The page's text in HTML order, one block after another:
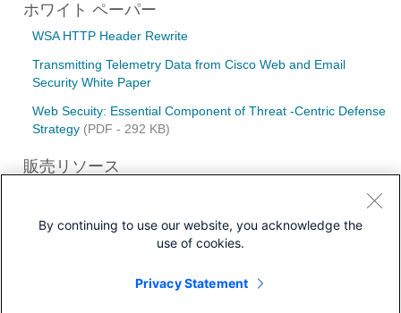
ホワイト ペーパー
WSA HTTP Header Rewrite
Transmitting Telemetry Data from Cisco Web and Email
Security White Paper
Web Secuity: Essential Component of Threat -Centric Defense
Strategy (PDF - 292 KB)
販売リソース
By continuing to use our website, you acknowledge the
use of cookies.
Privacy Statement